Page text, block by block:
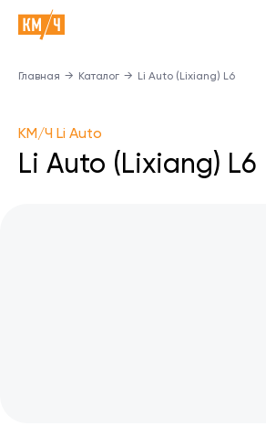
Главная → Каталог → Li Auto (Lixiang) L6
KM/Ч Li Auto
Li Auto (Lixiang) L6